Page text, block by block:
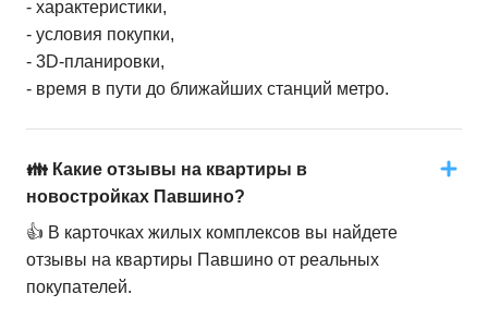
- характеристики,
- условия покупки,
- 3D-планировки,
- время в пути до ближайших станций метро.
👪 Какие отзывы на квартиры в
новостройках Павшино?
👍 В карточках жилых комплексов вы найдете
отзывы на квартиры Павшино от реальных
покупателей.